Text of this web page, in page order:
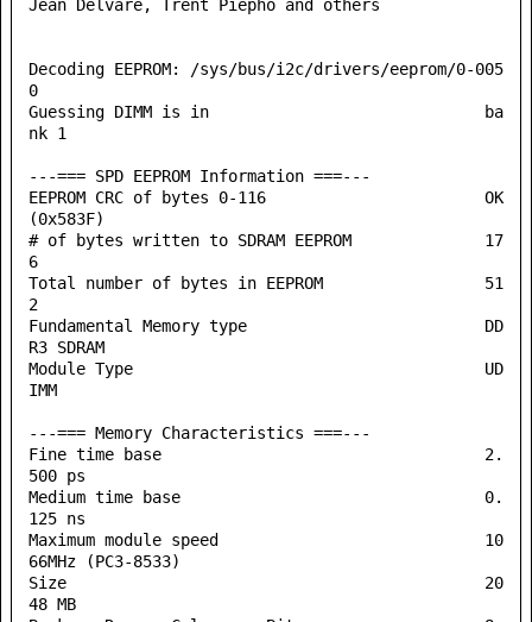
Jean Delvare, Trent Piepho and others
Decoding EEPROM: /sys/bus/i2c/drivers/eeprom/0-005
0
Guessing DIMM is in                             ba
nk 1
---=== SPD EEPROM Information ===---
EEPROM CRC of bytes 0-116                       OK
(0x583F)
# of bytes written to SDRAM EEPROM              17
6
Total number of bytes in EEPROM                 51
2
Fundamental Memory type                         DD
R3 SDRAM
Module Type                                     UD
IMM
---=== Memory Characteristics ===---
Fine time base                                  2.
500 ps
Medium time base                                0.
125 ns
Maximum module speed                            10
66MHz (PC3-8533)
Size                                            20
48 MB